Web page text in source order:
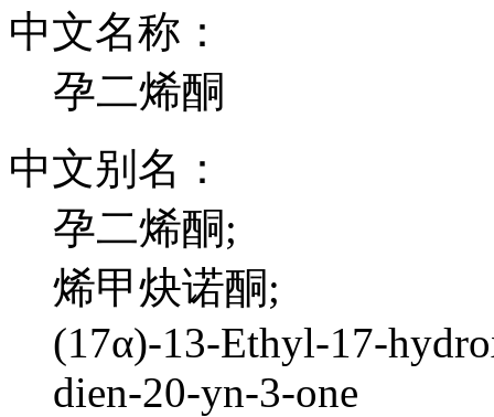
中文名称：
孕二烯酮
中文别名：
孕二烯酮;
烯甲炔诺酮;
(17α)-13-Ethyl-17-
dien-20-yn-3-one